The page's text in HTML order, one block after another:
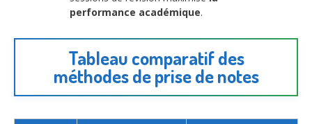
performance académique.
Tableau comparatif des
méthodes de prise de notes